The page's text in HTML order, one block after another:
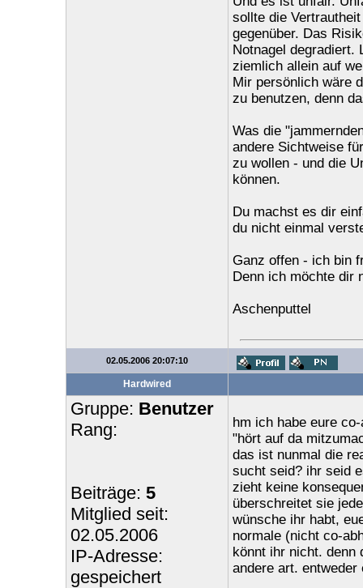
sollte die
gegenüber. Das
Notnagel degradiert.
ziemlich allein auf
Mir persönlich wäre
zu benutzen, denn
Was die
andere Sichtweise
zu wollen - und die
können.
Du machst es dir
du nicht einmal
Ganz offen - ich bin
Denn ich möchte dir
Aschenputtel
02.05.2006 20:07:10
Hardwired
Gruppe: Benutzer
Rang:
Beiträge: 5
Mitglied seit:
02.05.2006
IP-Adresse:
gespeichert
hm ich habe eure
"hört auf da
das ist nunmal die
sucht seid? ihr seid
zieht keine
überschreitet sie
wünsche ihr habt,
normale (nicht co-
könnt ihr nicht. denn
andere art.